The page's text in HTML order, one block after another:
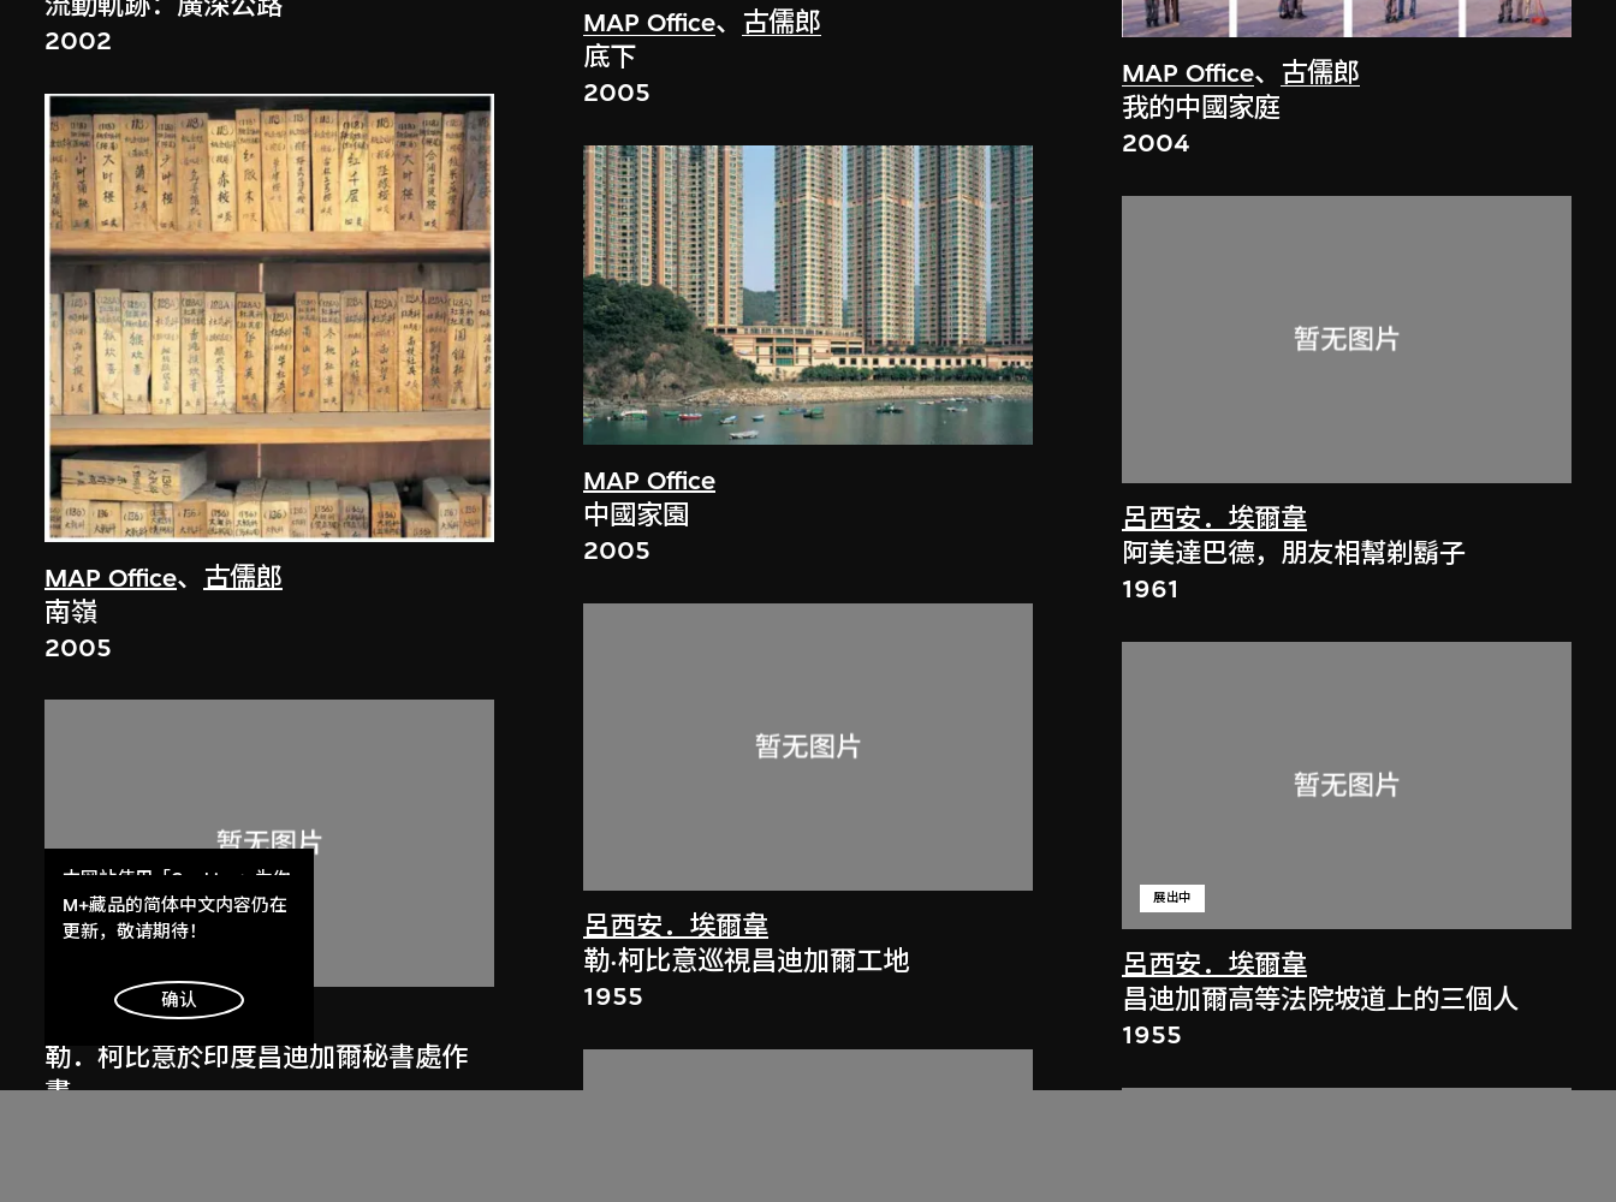
2002
MAP Office、 古儒郎
南嶺
2005
呂西安．埃爾韋
勒．柯比意於印度昌迪加爾秘書處作
畫
MAP Office、 古儒郎
底下
2005
MAP Office
中國家園
2005
呂西安．埃爾韋
勒·柯比意巡視昌迪加爾工地
1955
MAP Office、 古儒郎
我的中國家庭
2004
呂西安．埃爾韋
阿美達巴德，朋友相幫剃鬍子
1961
呂西安．埃爾韋
展出中
昌迪加爾高等法院坡道上的三個人
1955
本网站使用「Cookies」为你
提供最好的网站体验。
了解更多
明白
M+藏品的简体中文内容仍在
更新，敬请期待！
确认